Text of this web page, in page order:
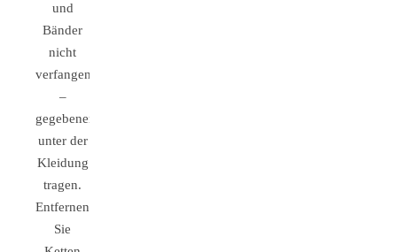
und
Bänder
nicht
verfangen
–
gegebenenfalls
unter der
Kleidung
tragen.
Entfernen
Sie